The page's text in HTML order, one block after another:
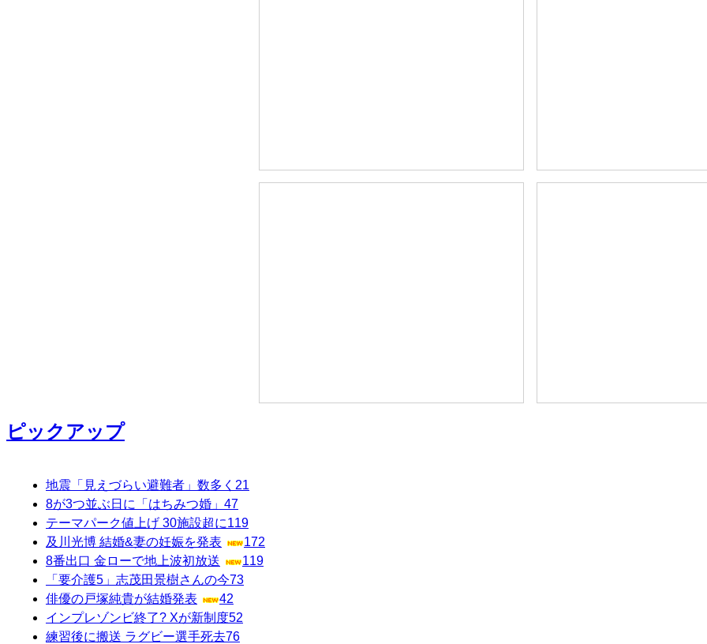
ピックアップ
地震「見えづらい避難者」数多く 21
8が3つ並ぶ日に「はちみつ婚」 47
テーマパーク値上げ 30施設超に119
及川光博 結婚&妻の妊娠を発表
172
8番出口 金ローで地上波初放送
119
「要介護5」志茂田景樹さんの今73
俳優の戸塚純貴が結婚発表
42
インプレゾンビ終了? Xが新制度52
練習後に搬送 ラグビー選手死去76